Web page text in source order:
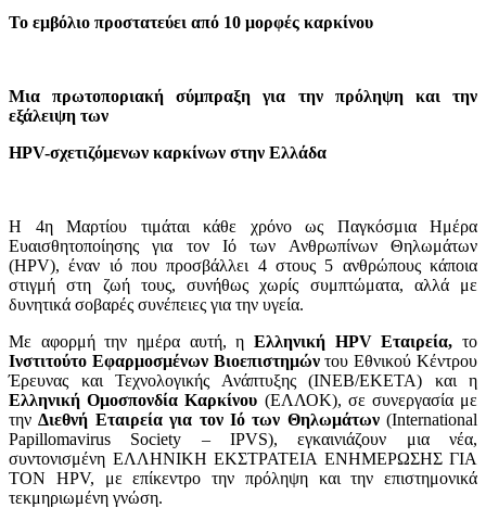
Το εμβόλιο προστατεύει από 10 μορφές καρκίνου
Μια πρωτοποριακή σύμπραξη για την πρόληψη και την
εξάλειψη των
HPV-σχετιζόμενων καρκίνων στην Ελλάδα
Η 4η Μαρτίου τιμάται κάθε χρόνο ως Παγκόσμια Ημέρα
Ευαισθητοποίησης για τον Ιό των Ανθρωπίνων Θηλωμάτων
(HPV), έναν ιό που προσβάλλει 4 στους 5 ανθρώπους κάποια
στιγμή στη ζωή τους, συνήθως χωρίς συμπτώματα, αλλά με
δυνητικά σοβαρές συνέπειες για την υγεία.
Με αφορμή την ημέρα αυτή, η Ελληνική HPV Εταιρεία, το
Ινστιτούτο Εφαρμοσμένων Βιοεπιστημώντου Εθνικού Κέντρου
Έρευνας και Τεχνολογικής Ανάπτυξης (ΙΝΕΒ/ΕΚΕΤΑ) και η
Ελληνική Ομοσπονδία Καρκίνου (ΕΛΛΟΚ), σε συνεργασία με
τηνΔιεθνή Εταιρεία για τον Ιό των Θηλωμάτων(International
Papillomavirus Society – IPVS), εγκαινιάζουν μια νέα,
συντονισμένη ΕΛΛΗΝΙΚΗ ΕΚΣΤΡΑΤΕΙΑ ΕΝΗΜΕΡΩΣΗΣ ΓΙΑ
ΤΟΝ HPV, με επίκεντρο την πρόληψη και την επιστημονικά
τεκμηριωμένη γνώση.